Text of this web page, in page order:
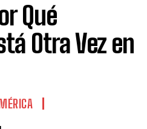
Qué
Otra Vez en